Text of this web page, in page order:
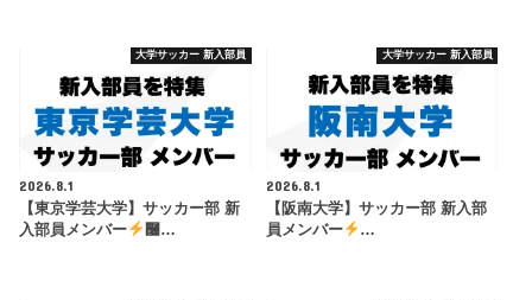
大学サッカー 新入部員
2026.8.1
【東京学芸大学】サッカー部 新
入部員メンバー
࿠…
大学サッカー 新入部員
2026.8.1
【阪南大学】サッカー部 新入部
員メンバー
…